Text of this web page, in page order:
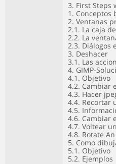
3. First Steps
1. Conceptos
2. Ventanas
2.1. La caja
2.2. La
2.3. Diálogos
3. Deshacer
3.1. Las
4. GIMP-
4.1. Objetivo
4.2. Cambiar
4.3. Hacer
4.4. Recortar
4.5.
4.6. Cambiar
4.7. Voltear
4.8. Rotate
5. Como
5.1. Objetivo
5.2. Ejemplos